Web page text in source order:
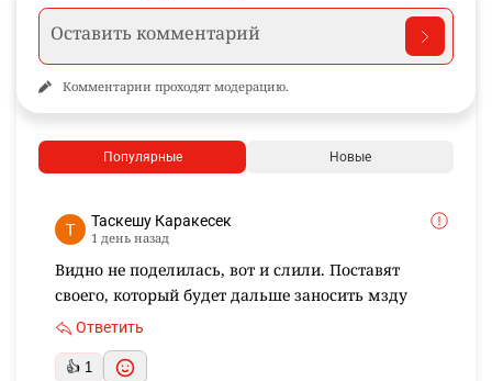
Комментарии проходят модерацию.
Популярные Новые
Таскешу Каракесек
1 день назад
Видно не поделилась, вот и слили. Поставят
своего, который будет дальше заносить мзду
Ответить
👍 1